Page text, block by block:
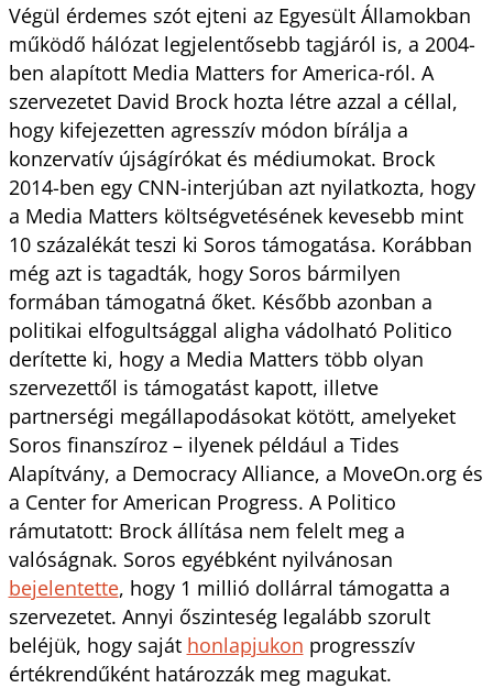
Végül érdemes szót ejteni az Egyesült Államokban
működő hálózat legjelentősebb tagjáról is, a 2004-
ben alapított Media Matters for America-ról. A
szervezetet David Brock hozta létre azzal a céllal,
hogy kifejezetten agresszív módon bírálja a
konzervatív újságírókat és médiumokat. Brock
2014-ben egy CNN-interjúban azt nyilatkozta, hogy
a Media Matters költségvetésének kevesebb mint
10 százalékát teszi ki Soros támogatása. Korábban
még azt is tagadták, hogy Soros bármilyen
formában támogatná őket. Később azonban a
politikai elfogultsággal aligha vádolható Politico
derítette ki, hogy a Media Matters több olyan
szervezettől is támogatást kapott, illetve
partnerségi megállapodásokat kötött, amelyeket
Soros finanszíroz – ilyenek például a Tides
Alapítvány, a Democracy Alliance, a MoveOn.org és
a Center for American Progress. A Politico
rámutatott: Brock állítása nem felelt meg a
valóságnak. Soros egyébként nyilvánosan
bejelentette, hogy 1 millió dollárral támogatta a
szervezetet. Annyi őszinteség legalább szorult
beléjük, hogy saját honlapjukon progresszív
értékrendűként határozzák meg magukat.